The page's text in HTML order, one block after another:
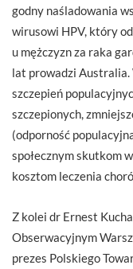
godny naśladowania
wirusowi HPV, który
u mężczyzn za raka
lat prowadzi Australia.
szczepień
szczepionych,
(odporność
społecznym skutkom
kosztom leczenia
Z kolei dr Ernest
Obserwacyjnym
prezes Polskiego